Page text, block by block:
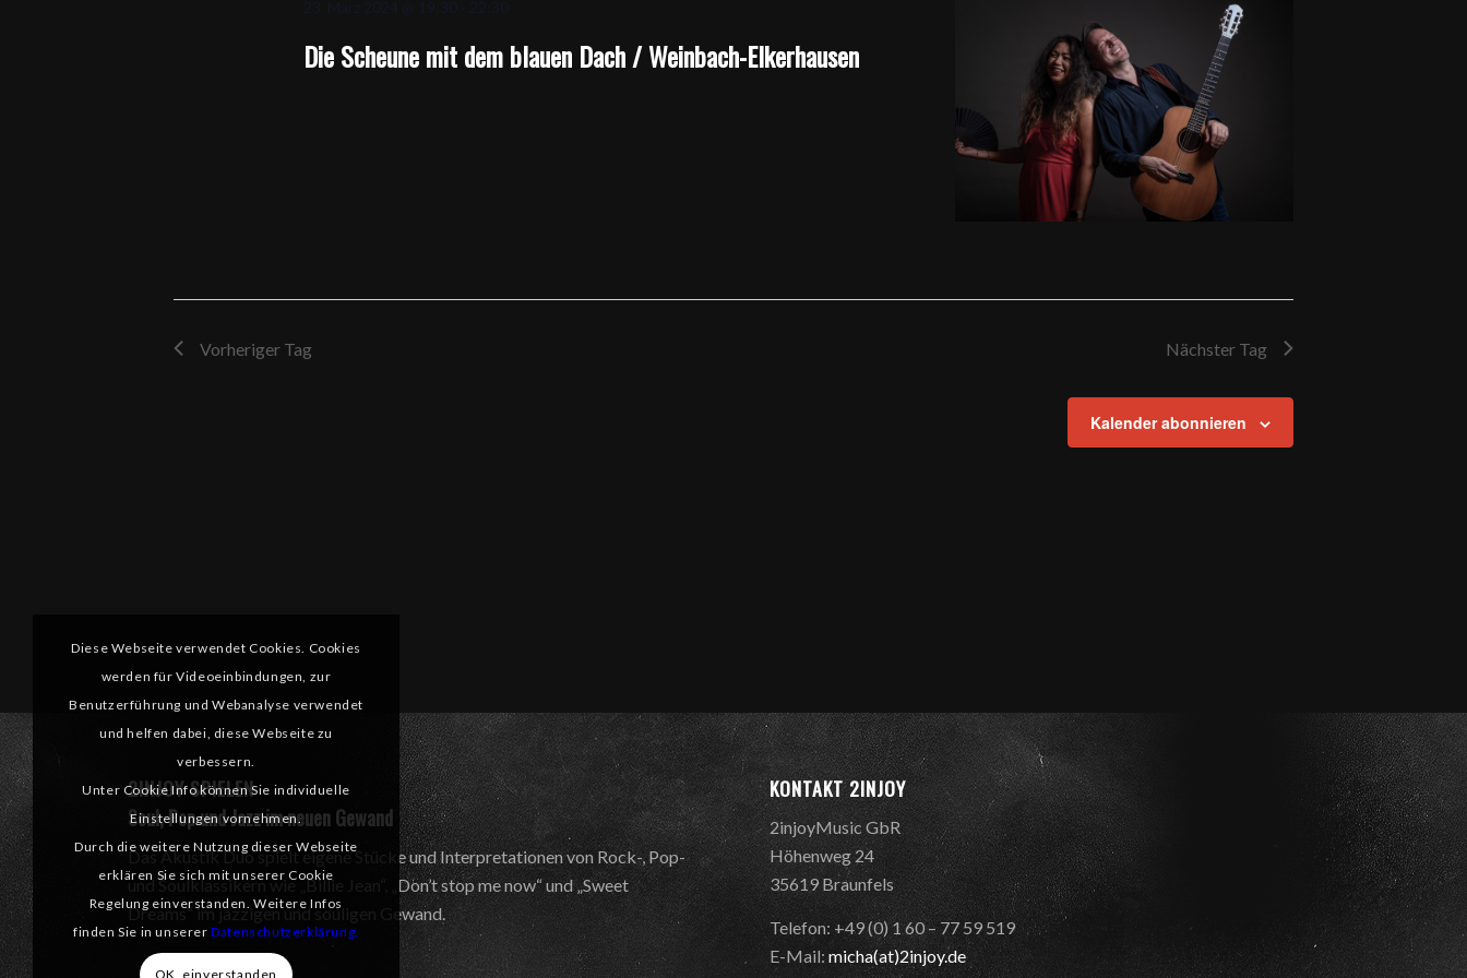
Die Scheune mit dem blauen Dach / Weinbach-Elkerhausen
Vorheriger Tag Nächster Tag
Kalender abonnieren
2INJOY SPIELEN
Soul, Pop und Jazz im neuen Gewand
Das Akustik Duo spielt eigene Stücke und Interpretationen von Rock-, Pop-
und Soulklassikern wie „Billie Jean“, „Don’t stop me now“ und „Sweet
Dreams“ im jazzigen und souligen Gewand.
KONTAKT 2INJOY
2injoyMusic GbR
Höhenweg 24
35619 Braunfels
Telefon: +49 (0) 1 60 – 77 59 519
E-Mail:micha(at)2injoy.de
Diese Webseite verwendet Cookies. Cookies
werden für Videoeinbindungen, zur
Benutzerführung und Webanalyse verwendet
und helfen dabei, diese Webseite zu
verbessern.
Unter Cookie Info können Sie individuelle
Einstellungen vornehmen.
Durch die weitere Nutzung dieser Webseite
erklären Sie sich mit unserer Cookie
Regelung einverstanden. Weitere Infos
finden Sie in unsererDatenschutzerklärung.
OK, einverstanden